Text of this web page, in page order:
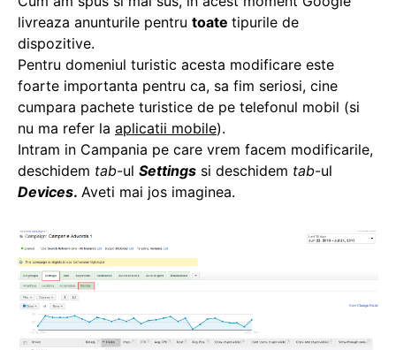
livreaza anunturile pentru toate tipurile de
dispozitive.
Pentru domeniul turistic acesta modificare este
foarte importanta pentru ca, sa fim seriosi, cine
cumpara pachete turistice de pe telefonul mobil (si
nu ma refer la aplicatii mobile).
Intram in Campania pe care vrem facem modificarile,
deschidem tab-ul Settings si deschidem tab-ul
Devices. Aveti mai jos imaginea.